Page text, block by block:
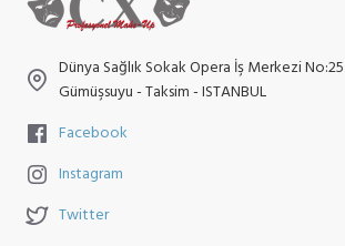
Dünya Sağlık Sokak Opera İş Merkezi
Gümüşsuyu - Taksim - ISTANBUL
Facebook
Instagram
Twitter